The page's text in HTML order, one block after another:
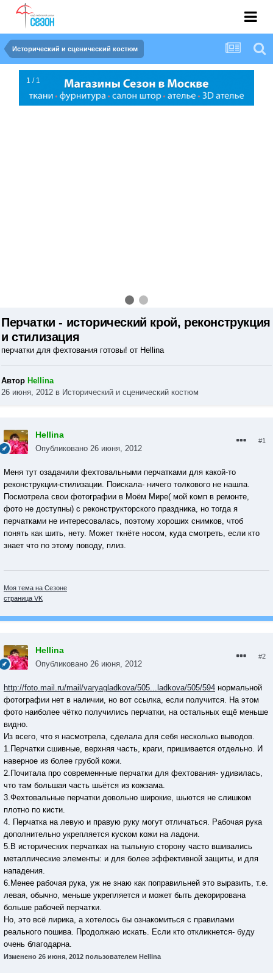
Исторический и сценический костюм
1 / 1
Перчатки - исторический крой, реконструкция
и стилизация
перчатки для фехтования готовы! от Hellina
Автор Hellina
26 июня, 2012 в Исторический и сценический костюм
Hellina
Опубликовано 26 июня, 2012
#1
Меня тут озадачили фехтовальными перчатками для какой-то
реконструкции-стилизации. Поискала- ничего толкового не нашла.
Посмотрела свои фотографии в Моём Мире( мой комп в ремонте,
фото не доступны) с реконструкторского праздника, но тогда я
перчатками не интересовалась, поэтому хороших снимков, чтоб
понять как шить, нету. Может ткнёте носом, куда смотреть, если кто
знает что по этому поводу, плиз.
Моя тема на Сезоне
страница VK
Hellina
Опубликовано 26 июня, 2012
#2
http://foto.mail.ru/mail/varyagladkova/505...ladkova/505/594 нормальной
фотографии нет в наличии, но вот ссылка, если получится. На этом
фото наиболее чётко получились перчатки, на остальных ещё меньше
видно.
Из всего, что я насмотрела, сделала для себя несколько выводов.
1.Перчатки сшивные, верхняя часть, краги, пришивается отдельно. И
наверное из более грубой кожи.
2.Почитала про современнные перчатки для фехтования- удивилась,
что там большая часть шьётся из кожзама.
3.Фехтовальные перчатки довольно широкие, шьются не слишком
плотно по кисти.
4. Перчатка на левую и правую руку могут отличаться. Рабочая рука
дополнительно укрепляется куском кожи на ладони.
5.В исторических перчатках на тыльную сторону часто вшивались
металлические элементы: и для более эффективной защиты, и для
нападения.
6.Менее рабочая рука, уж не знаю как поправильней это выразить, т.е.
левая, обычно, меньше укрепляется и может быть декорирована
больше рабочей перчатки.
Но, это всё лирика, а хотелось бы ознакомиться с правилами
реального пошива. Продолжаю искать. Если кто откликнется- буду
очень благодарна.
Изменено 26 июня, 2012 пользователем Hellina